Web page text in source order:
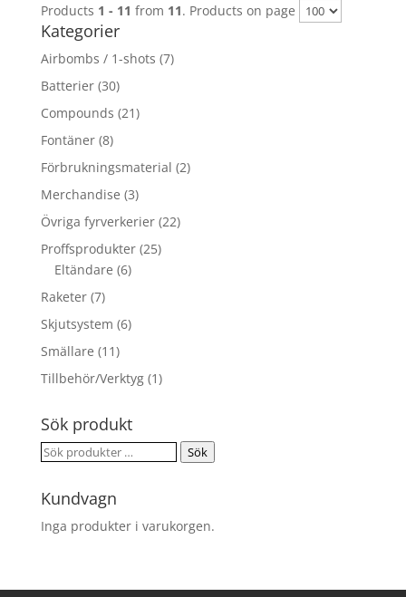
Products 1 - 11 from 11. Products on page
Kategorier
Airbombs / 1-shots (7)
Batterier (30)
Compounds (21)
Fontäner (8)
Förbrukningsmaterial (2)
Merchandise (3)
Övriga fyrverkerier (22)
Proffsprodukter (25)
Eltändare (6)
Raketer (7)
Skjutsystem (6)
Smällare (11)
Tillbehör/Verktyg (1)
Sök produkt
Sök
Sök
Kundvagn
Inga produkter i varukorgen.